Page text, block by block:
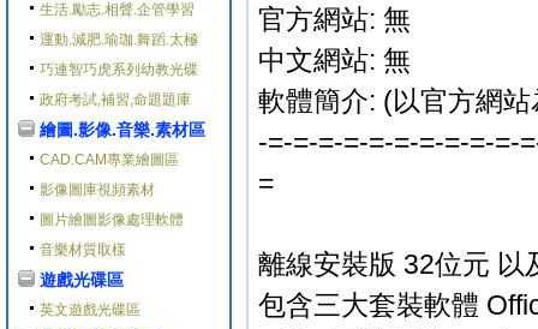
生活.勵志.相聲.企管學習
運動.減肥.瑜珈.舞蹈.太極
巧連智巧虎系列幼教光碟
政府考試,補習,命題題庫
繪圖.影像.音樂.素材區
CAD.CAM專業繪圖區
影像圖庫視頻素材
圖片繪圖影像處理軟體
音樂材質取樣
遊戲光碟區
英文遊戲光碟區
官方網站: 無
中文網站: 無
軟體簡介: (以官方網站
-=-=-=-=-=-=-=-=-=-=-
=
離線安裝版 32位元 以
包含三大套裝軟體